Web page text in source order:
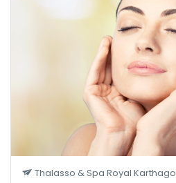
Thalasso & Spa Royal Karthago